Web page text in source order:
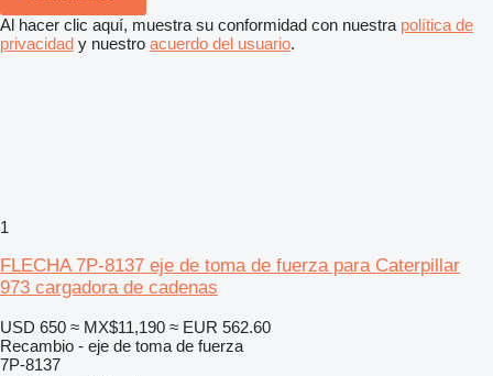
Al hacer clic aquí, muestra su conformidad con nuestra política de
privacidad y nuestro acuerdo del usuario.
1
FLECHA 7P-8137 eje de toma de fuerza para Caterpillar
973 cargadora de cadenas
USD 650 ≈ MX$11,190 ≈ EUR 562.60
Recambio - eje de toma de fuerza
7P-8137